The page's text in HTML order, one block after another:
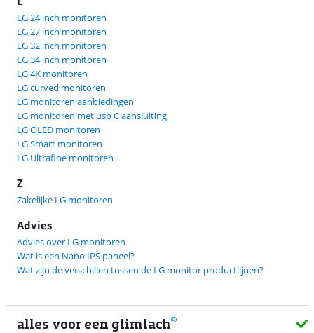
LG 24 inch monitoren
LG 27 inch monitoren
LG 32 inch monitoren
LG 34 inch monitoren
LG 4K monitoren
LG curved monitoren
LG monitoren aanbiedingen
LG monitoren met usb C aansluiting
LG OLED monitoren
LG Smart monitoren
LG Ultrafine monitoren
Z
Zakelijke LG monitoren
Advies
Advies over LG monitoren
Wat is een Nano IPS paneel?
Wat zijn de verschillen tussen de LG monitor productlijnen?
alles voor een glimlach